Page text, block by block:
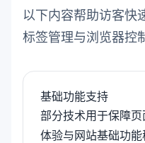
以下内容帮助访客快
标签管理与浏览器控
基础功能支持
部分技术用于保障
体验与网站基础功能